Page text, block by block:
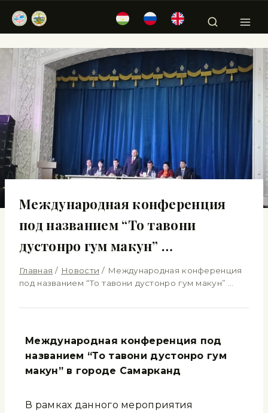
Международная конференция
под названием “То тавони
дустонро гум макун” …
Главная / Новости / Международная конференция
под названием “То тавони дустонро гум макун” …
Международная конференция под
названием “То тавони дустонро гум
макун” в городе Самарканд
В рамках данного мероприятия